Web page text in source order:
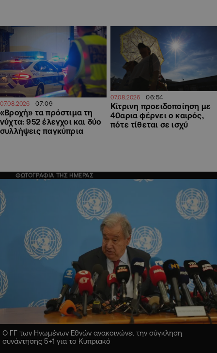
07.08.2026 07:09
«Βροχή» τα πρόστιμα τη
νύχτα: 952 έλεγχοι και δύο
συλλήψεις παγκύπρια
07.08.2026 06:54
Κίτρινη προειδοποίηση με
40αρια φέρνει ο καιρός,
πότε τίθεται σε ισχύ
ΦΩΤΟΓΡΑΦΙΑ ΤΗΣ ΗΜΕΡΑΣ
Ο ΓΓ των Ηνωμένων Εθνών ανακοινώνει την σύγκληση
συνάντησης 5+1 για το Κυπριακό